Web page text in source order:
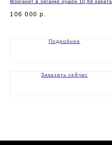
Морганит в органке кушон 10,69 карата
106 000 р.
Подробнее
Заказать сейчас